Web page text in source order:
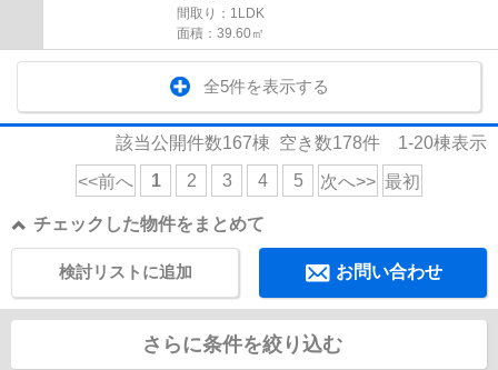
間取り：1LDK
面積：39.60㎡
全5件を表示する
該当公開件数167棟 空き数178件 1-20棟表示
<<前へ 1 2 3 4 5 次へ>> 最初
チェックした物件をまとめて
お問い合わせ
検討リストに追加
さらに条件を絞り込む